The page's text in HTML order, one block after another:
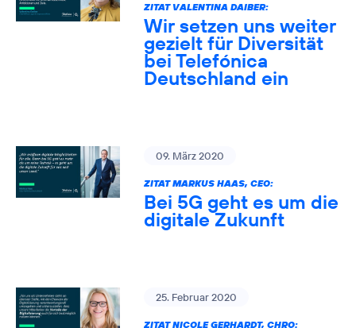
ZITAT VALENTINA DAIBER:
Wir setzen uns weiter
gezielt für Diversität
bei Telefónica
Deutschland ein
09. März 2020
ZITAT MARKUS HAAS, CEO:
Bei 5G geht es um die
digitale Zukunft
25. Februar 2020
ZITAT NICOLE GERHARDT, CHRO: